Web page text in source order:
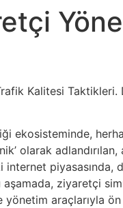
Kalitesi Taktikleri.
ekosisteminde,
olarak
internet
ziyaretçi
araçlarıyla